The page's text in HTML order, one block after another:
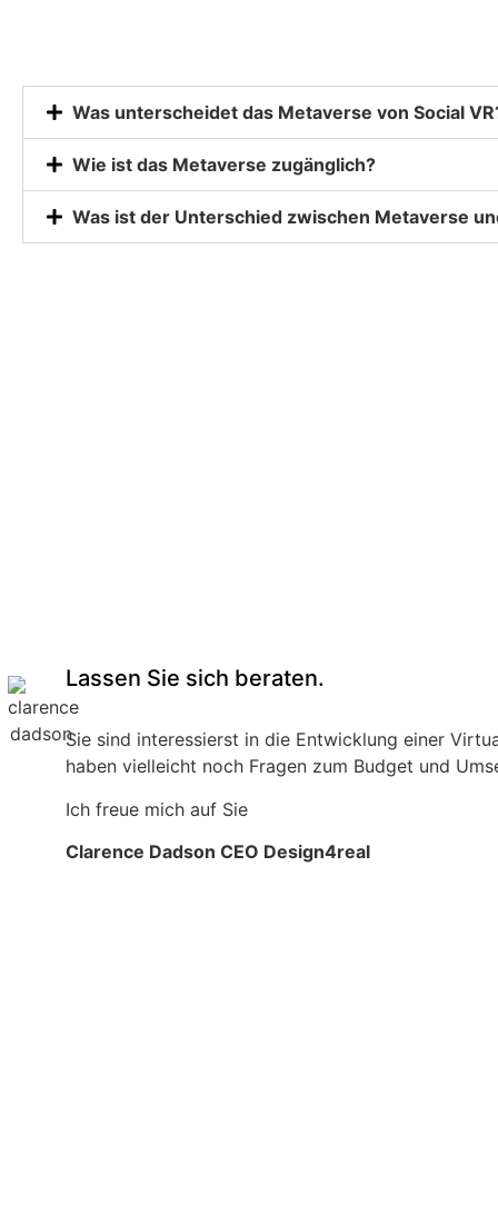
Was unterscheidet das Metaverse von Social
Wie ist das Metaverse zugänglich?
Was ist der Unterschied zwischen Metaverse
Lassen Sie sich beraten.
Sie sind interessierst in die Entwicklung einer
haben vielleicht noch Fragen zum Budget und
Ich freue mich auf Sie
Clarence Dadson CEO Design4real